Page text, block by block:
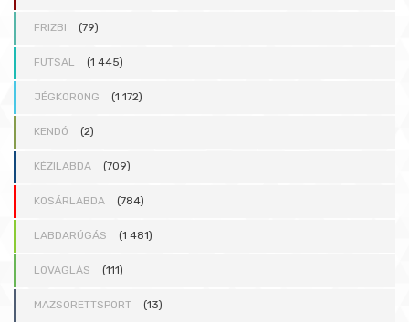
FRIZBI (79)
FUTSAL (1 445)
JÉGKORONG (1 172)
KENDÓ (2)
KÉZILABDA (709)
KOSÁRLABDA (784)
LABDARÚGÁS (1 481)
LOVAGLÁS (111)
MAZSORETTSPORT (13)